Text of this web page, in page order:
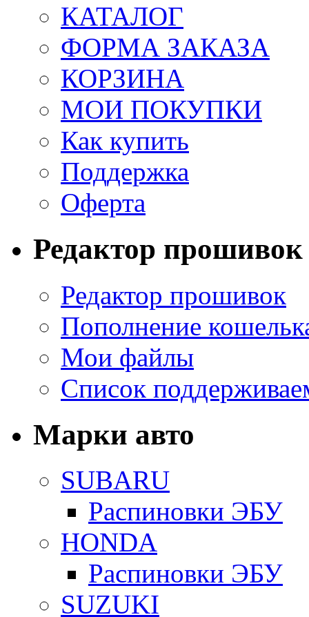
КАТАЛОГ
ФОРМА ЗАКАЗА
КОРЗИНА
МОИ ПОКУПКИ
Как купить
Поддержка
Оферта
Редактор прошивок
Редактор прошивок
Пополнение
Мои файлы
Список
Марки авто
SUBARU
Распиновки ЭБУ
HONDA
Распиновки ЭБУ
SUZUKI